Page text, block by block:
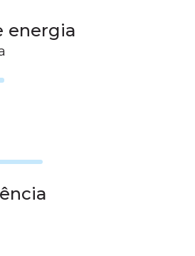
energia